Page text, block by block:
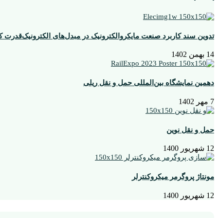
تدوین سند کاربرد صنعت مایکروالکترونیک در مبدل‌های الکترونیک‌قدرت
14 بهمن 1402
دهمین نمایشگاه بین‌المللی حمل و نقل ریلی
7 مهر 1402
حمل و نقل نوین
12 شهریور 1400
مونتاژ پروگرمر میکروکنترلر
12 شهریور 1400